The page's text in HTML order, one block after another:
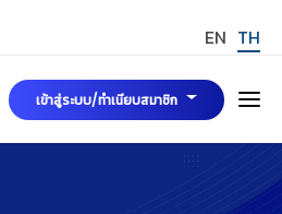
EN TH
เข้าสู่ระบบ/ทำเนียบสมาชิก